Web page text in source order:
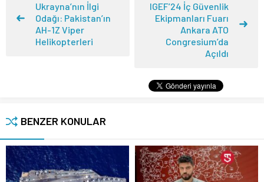
Ukrayna’nın İlgi
Odağı: Pakistan’ın
AH-1Z Viper
Helikopterleri
IGEF’24 İç Güvenlik
Ekipmanları Fuarı
Ankara ATO
Congresium’da
Açıldı
BENZER KONULAR